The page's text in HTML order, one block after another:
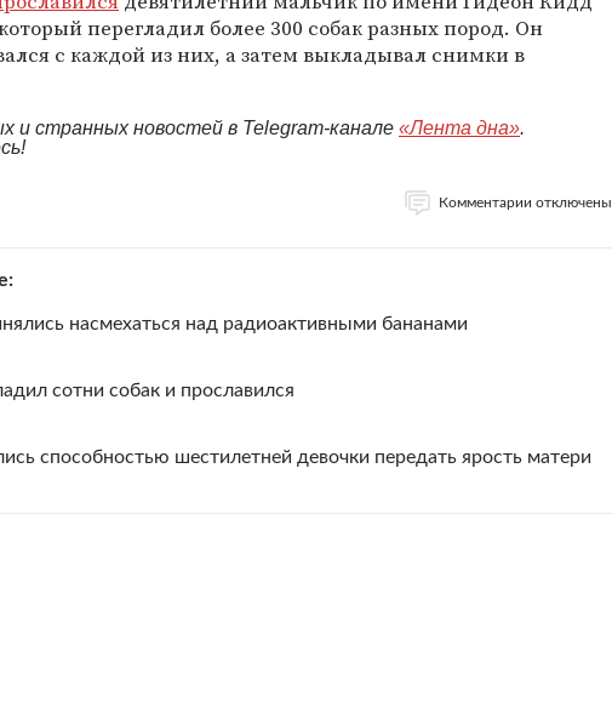
перегладил более 300 собак разных пород. Он
с каждой из них, а затем выкладывал снимки в
и странных новостей в Telegram-канале «Лента дна».
Комментарии отключены
насмехаться над радиоактивными бананами
сотни собак и прославился
способностью шестилетней девочки передать ярость матери